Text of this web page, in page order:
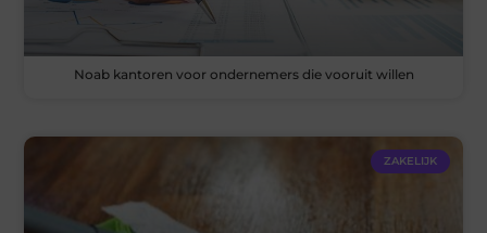
Noab kantoren voor ondernemers die vooruit willen
ZAKELIJK